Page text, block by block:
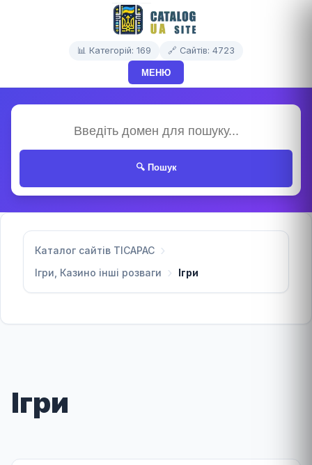
📊 Категорій: 169 🔗 Сайтів: 4723
МЕНЮ
🔍 Пошук
Каталог сайтів TICAPAC
Ігри, Казино інші розваги
Ігри
Ігри